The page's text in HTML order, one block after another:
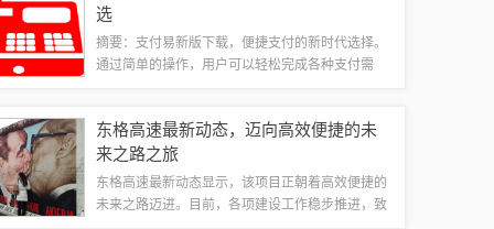
选
摘要：支付易新版下载，便捷支付的新时代选择。
通过简单的操作，用户可以轻松完成各种支付需
新版支付易，轻松开启便捷支付的新时代。一、
支...
东格高速最新动态，迈向高效便捷的未
来之路之旅
东格高速最新动态显示，该项目正朝着高效便捷的
未来之路迈进。目前，各项建设工作稳步推进，致